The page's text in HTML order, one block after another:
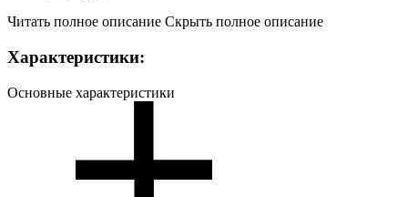
Читать полное описание Скрыть полное описание
Характеристики:
Основные характеристики